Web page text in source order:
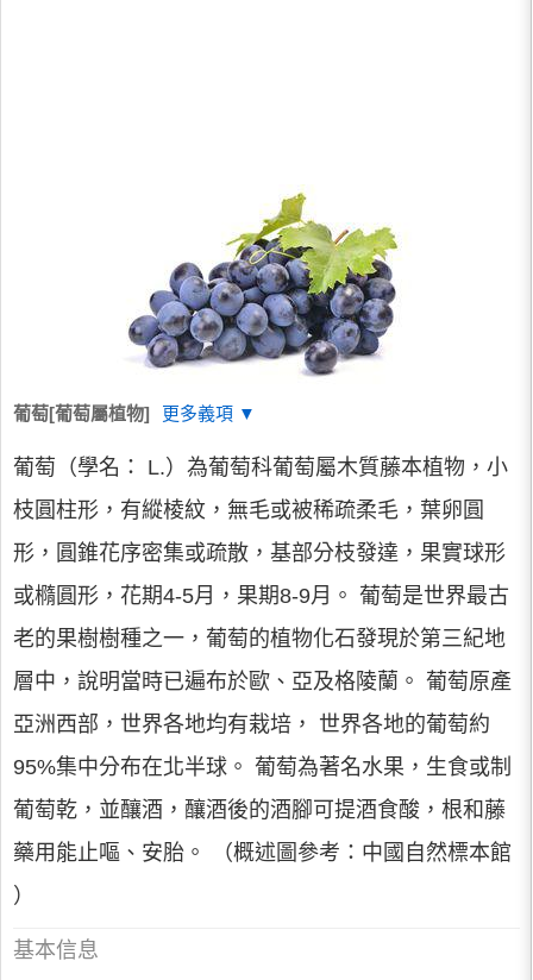
葡萄[葡萄屬植物] 更多義項 ▼
葡萄（學名： L.）為葡萄科葡萄屬木質藤本植物，小
枝圓柱形，有縱棱紋，無毛或被稀疏柔毛，葉卵圓
形，圓錐花序密集或疏散，基部分枝發達，果實球形
或橢圓形，花期4-5月，果期8-9月。 葡萄是世界最古
老的果樹樹種之一，葡萄的植物化石發現於第三紀地
層中，說明當時已遍布於歐、亞及格陵蘭。 葡萄原產
亞洲西部，世界各地均有栽培， 世界各地的葡萄約
95%集中分布在北半球。 葡萄為著名水果，生食或制
葡萄乾，並釀酒，釀酒後的酒腳可提酒食酸，根和藤
藥用能止嘔、安胎。 （概述圖參考：中國自然標本館
）
基本信息